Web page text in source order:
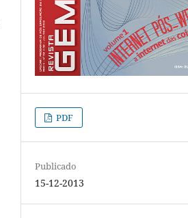
PDF
Publicado
15-12-2013